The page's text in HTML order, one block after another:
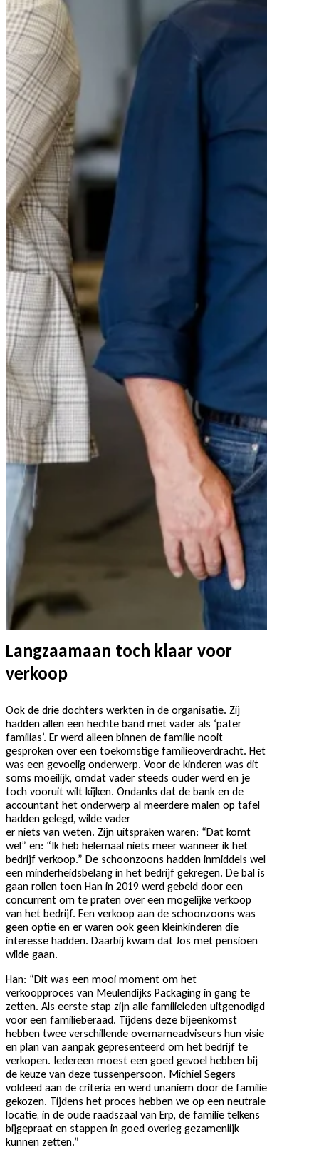
Langzaamaan toch klaar voor
verkoop
Ook de drie dochters werkten in de organisatie. Zij
hadden allen een hechte band met vader als ‘pater
familias’. Er werd alleen binnen de familie nooit
gesproken over een toekomstige familieoverdracht. Het
was een gevoelig onderwerp. Voor de kinderen was dit
soms moeilijk, omdat vader steeds ouder werd en je
toch vooruit wilt kijken. Ondanks dat de bank en de
accountant het onderwerp al meerdere malen op tafel
hadden gelegd, wilde vader
er niets van weten. Zijn uitspraken waren: “Dat komt
wel” en: “Ik heb helemaal niets meer wanneer ik het
bedrijf verkoop.” De schoonzoons hadden inmiddels wel
een minderheidsbelang in het bedrijf gekregen. De bal is
gaan rollen toen Han in 2019 werd gebeld door een
concurrent om te praten over een mogelijke verkoop
van het bedrijf. Een verkoop aan de schoonzoons was
geen optie en er waren ook geen kleinkinderen die
interesse hadden. Daarbij kwam dat Jos met pensioen
wilde gaan.
Han: “Dit was een mooi moment om het
verkoopproces van Meulendijks Packaging in gang te
zetten. Als eerste stap zijn alle familieleden uitgenodigd
voor een familieberaad. Tijdens deze bijeenkomst
hebben twee verschillende overnameadviseurs hun visie
en plan van aanpak gepresenteerd om het bedrijf te
verkopen. Iedereen moest een goed gevoel hebben bij
de keuze van deze tussenpersoon. Michiel Segers
voldeed aan de criteria en werd unaniem door de familie
gekozen. Tijdens het proces hebben we op een neutrale
locatie, in de oude raadszaal van Erp, de familie telkens
bijgepraat en stappen in goed overleg gezamenlijk
kunnen zetten.”